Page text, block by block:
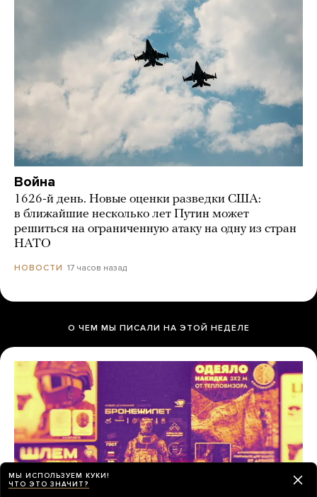
Война
1626-й день. Новые оценки разведки США:
в ближайшие несколько лет Путин может
решиться на ограниченную атаку на одну из стран
НАТО
НОВОСТИ 17 часов назад
О ЧЕМ МЫ ПИСАЛИ НА ЭТОЙ НЕДЕЛЕ
МЫ ИСПОЛЬЗУЕМ КУКИ!
ЧТО ЭТО ЗНАЧИТ?